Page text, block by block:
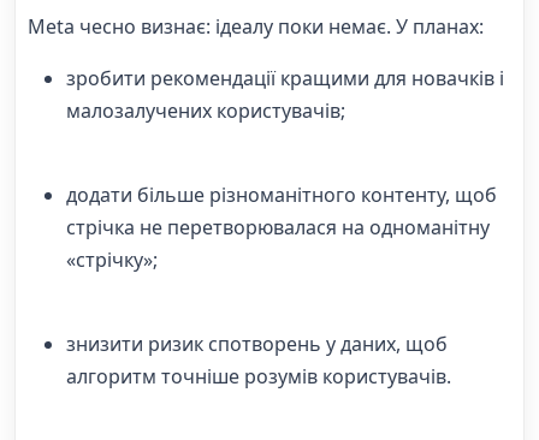
Meta чесно визнає: ідеалу поки немає. У планах:
зробити рекомендації кращими для новачків і
малозалучених користувачів;
додати більше різноманітного контенту, щоб
стрічка не перетворювалася на одноманітну
«стрічку»;
знизити ризик спотворень у даних, щоб
алгоритм точніше розумів користувачів.